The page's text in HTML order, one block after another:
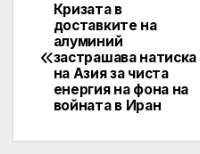
Post
navigation
Кризата в
доставките на
алуминий
застрашава натиска
на Азия за чиста
енергия на фона на
войната в Иран